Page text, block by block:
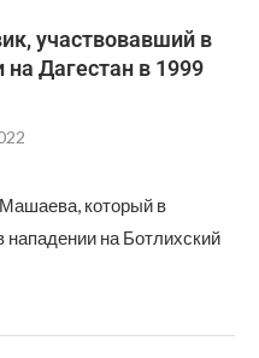
участвовавший в
Дагестан в 1999
который в
нападении на Ботлихский